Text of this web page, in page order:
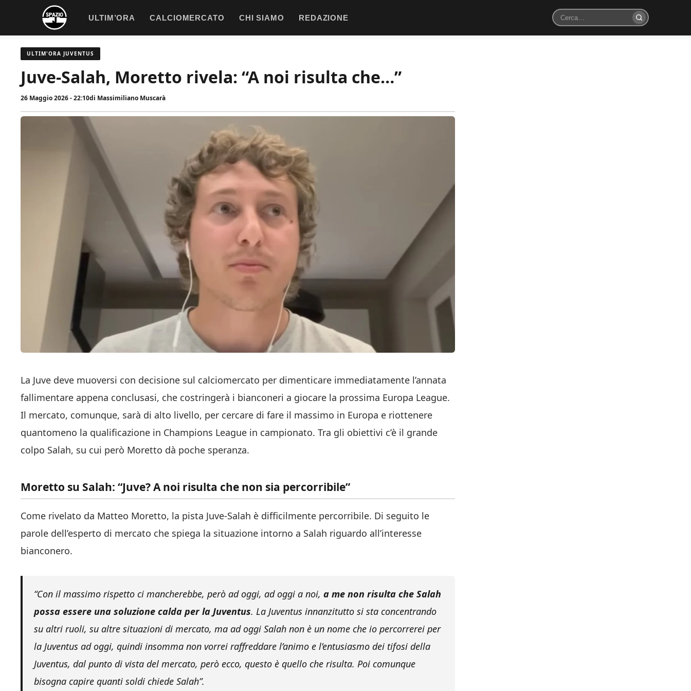
contenuto
ULTIM’ORA CALCIOMERCATO CHI SIAMO REDAZIONE
Cerca
ULTIM'ORA JUVENTUS
Juve-Salah, Moretto rivela: “A noi risulta che…”
26 Maggio 2026 - 22:10di Massimiliano Muscarà
La Juve deve muoversi con decisione sul calciomercato per dimenticare immediatamente l’annata
fallimentare appena conclusasi, che costringerà i bianconeri a giocare la prossima Europa League.
Il mercato, comunque, sarà di alto livello, per cercare di fare il massimo in Europa e riottenere
quantomeno la qualificazione in Champions League in campionato. Tra gli obiettivi c’è il grande
colpo Salah, su cui però Moretto dà poche speranza.
Moretto su Salah: “Juve? A noi risulta che non sia percorribile”
Come rivelato da Matteo Moretto, la pista Juve-Salah è difficilmente percorribile. Di seguito le
parole dell’esperto di mercato che spiega la situazione intorno a Salah riguardo all’interesse
bianconero.
“Con il massimo rispetto ci mancherebbe, però ad oggi, ad oggi a noi, a me non risulta che Salah
possa essere una soluzione calda per la Juventus. La Juventus innanzitutto si sta concentrando
su altri ruoli, su altre situazioni di mercato, ma ad oggi Salah non è un nome che io percorrerei per
la Juventus ad oggi, quindi insomma non vorrei raffreddare l’animo e l’entusiasmo dei tifosi della
Juventus, dal punto di vista del mercato, però ecco, questo è quello che risulta. Poi comunque
bisogna capire quanti soldi chiede Salah”.